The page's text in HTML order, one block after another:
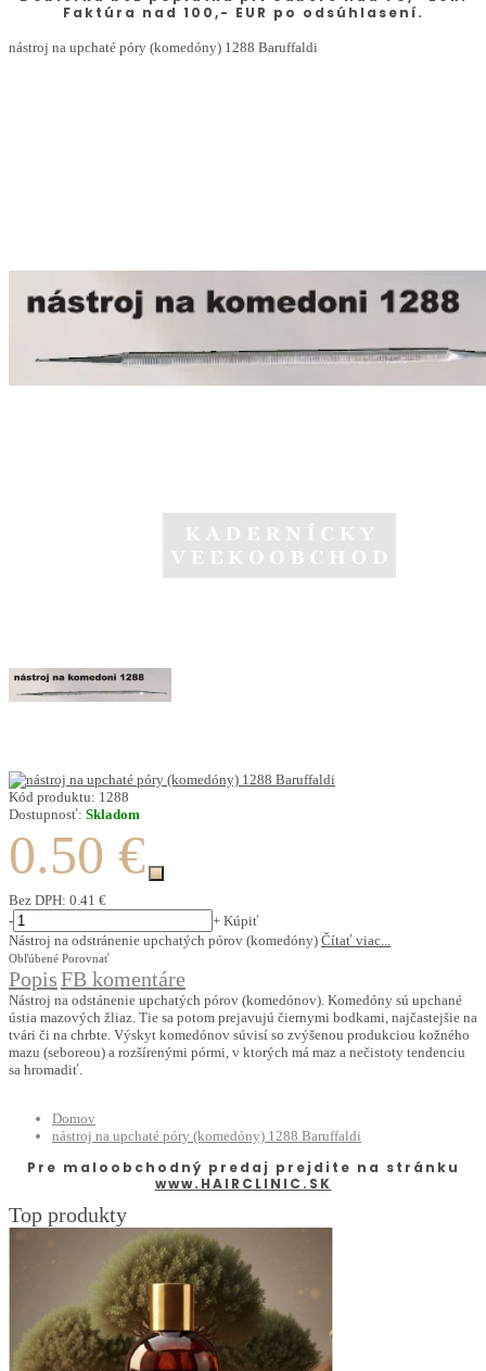
Faktúra nad 100,- EUR po odsúhlasení.
nástroj na upchaté póry (komedóny) 1288 Baruffaldi
Kód produktu: 1288
Dostupnosť: Skladom
0.50 €
Bez DPH: 0.41 €
-
+ Kúpiť
Nástroj na odstránenie upchatých pórov (komedóny) Čítať viac...
Obľúbené Porovnať
PopisFB komentáre
Nástroj na odstánenie upchatých pórov (komedónov). Komedóny sú upchané
ústia mazových žliaz. Tie sa potom prejavujú čiernymi bodkami, najčastejšie na
tvári či na chrbte. Výskyt komedónov súvisí so zvýšenou produkciou kožného
mazu (seboreou) a rozšírenými pórmi, v ktorých má maz a nečistoty tendenciu
sa hromadiť.
Domov
nástroj na upchaté póry (komedóny) 1288 Baruffaldi
Pre maloobchodný predaj prejdite na stránku
www.HAIRCLINIC.SK
Top produkty